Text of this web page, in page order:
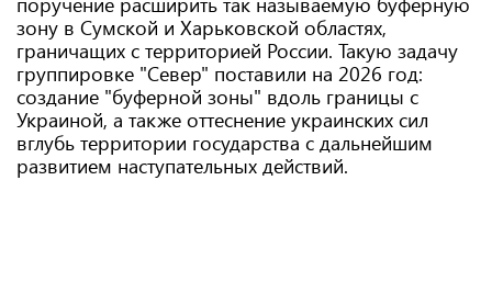
зону в Сумской и Харьковской областях,
граничащих с территорией России. Такую задачу
группировке "Север" поставили на 2026 год:
создание "буферной зоны" вдоль границы с
Украиной, а также оттеснение украинских сил
вглубь территории государства с дальнейшим
развитием наступательных действий.